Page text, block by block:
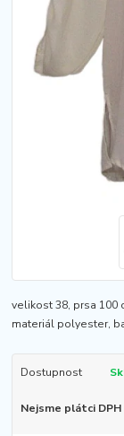
velikost 38, prsa 100
materiál polyester,
Dostupnost
Nejsme plátci DPH